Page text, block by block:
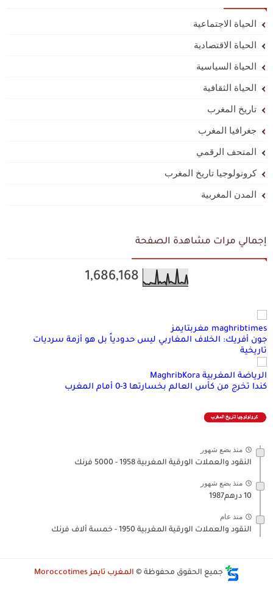
الحياة الاجتماعية
الحياة الاقتصادية
الحياة السياسية
الحياة الثقافية
تاريخ المغرب
جغرافيا المغرب
المتحف الرقمي
كرونولوجيا تاريخ المغرب
المدن المغربية
إجمالي مرات مشاهدة الصفحة
1,686,168
maghribtimes مغربتايمز
جون أفريك: الخلاف المغاربي ليس حدودياً بل هو أزمة سرديات
تاريخية
الرياضة المغربية MaghribKora
كندا تخرج من كأس العالم بخسارتها 3-0 أمام المغرب
منذ بضع شهور
النقود والعملات الورقية المغربية 1958 - 5000 فرنك
منذ بضع شهور
10 درهم1987
منذ عام
النقود والعملات الورقية المغربية 1950 - خمسة ألاف فرنك
جميع الحقوق محفوظة © المغرب تايمز Moroccotimes